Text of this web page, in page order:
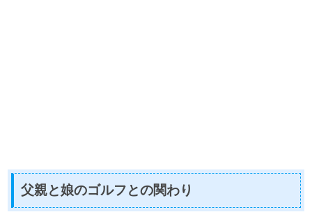
父親と娘のゴルフとの関わり